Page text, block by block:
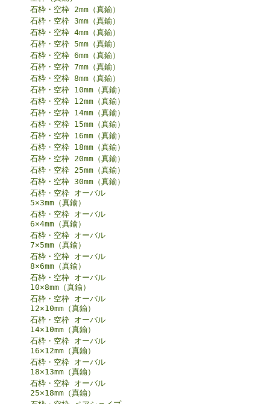
石枠・空枠 2mm（真鍮）
石枠・空枠 3mm（真鍮）
石枠・空枠 4mm（真鍮）
石枠・空枠 5mm（真鍮）
石枠・空枠 6mm（真鍮）
石枠・空枠 7mm（真鍮）
石枠・空枠 8mm（真鍮）
石枠・空枠 10mm（真鍮）
石枠・空枠 12mm（真鍮）
石枠・空枠 14mm（真鍮）
石枠・空枠 15mm（真鍮）
石枠・空枠 16mm（真鍮）
石枠・空枠 18mm（真鍮）
石枠・空枠 20mm（真鍮）
石枠・空枠 25mm（真鍮）
石枠・空枠 30mm（真鍮）
石枠・空枠 オーバル
5×3mm（真鍮）
石枠・空枠 オーバル
6×4mm（真鍮）
石枠・空枠 オーバル
7×5mm（真鍮）
石枠・空枠 オーバル
8×6mm（真鍮）
石枠・空枠 オーバル
10×8mm（真鍮）
石枠・空枠 オーバル
12×10mm（真鍮）
石枠・空枠 オーバル
14×10mm（真鍮）
石枠・空枠 オーバル
16×12mm（真鍮）
石枠・空枠 オーバル
18×13mm（真鍮）
石枠・空枠 オーバル
25×18mm（真鍮）